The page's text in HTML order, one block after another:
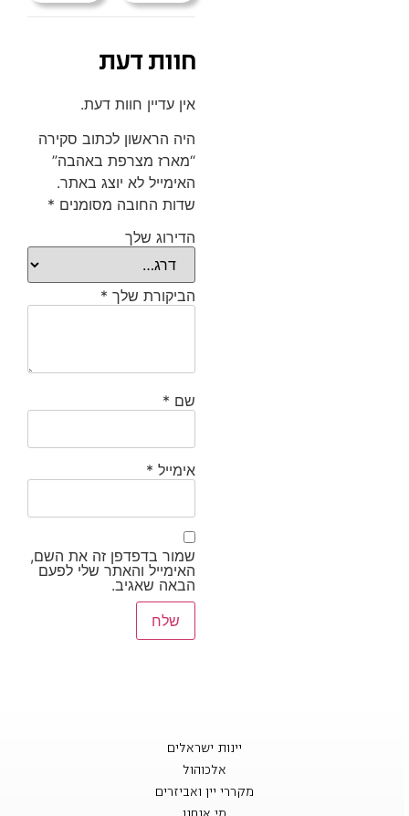
חוות דעת
אין עדיין חוות דעת.
היה הראשון לכתוב סקירה
“מארז מצרפת באהבה”
האימייל לא יוצג באתר.
שדות החובה מסומנים *
הדירוג שלך
הביקורת שלך *
שם *
אימייל *
שמור בדפדפן זה את השם,
האימייל והאתר שלי לפעם
הבאה שאגיב.
יינות ישראלים
אלכוהול
מקררי יין ואביזרים